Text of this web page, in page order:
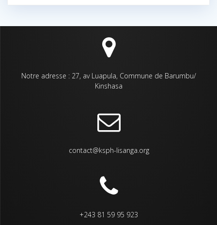
Notre adresse : 27, av Luapula, Commune de Barumbu/
Kinshasa
contact@ksph-lisanga.org
+243 81 59 95 923